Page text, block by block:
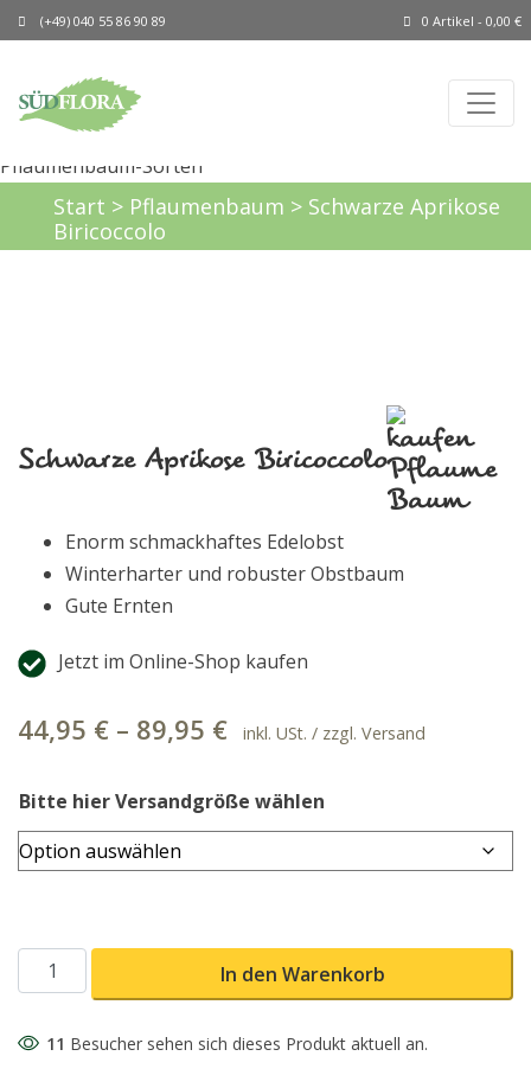
(+49) 040 55 86 90 89 0 Artikel - 0,00 €
Start > Pflaumenbaum > Schwarze Aprikose
Biricoccolo
Schwarze Aprikose Biricoccolo
Enorm schmackhaftes Edelobst
Winterharter und robuster Obstbaum
Gute Ernten
Jetzt im Online-Shop kaufen
44,95 € – 89,95 € inkl. USt. / zzgl. Versand
Bitte hier Versandgröße wählen
Schwarze Aprikose Biricoccolo Menge
In den Warenkorb
11 Besucher sehen sich dieses Produkt aktuell an.